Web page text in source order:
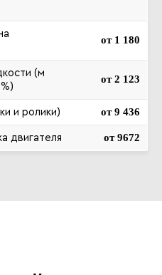
от 1 180
(м
от 2 123
и ролики) от 9 436
двигателя от 9672